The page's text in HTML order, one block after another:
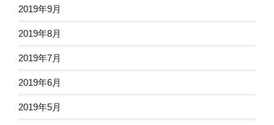
2019年9月
2019年8月
2019年7月
2019年6月
2019年5月